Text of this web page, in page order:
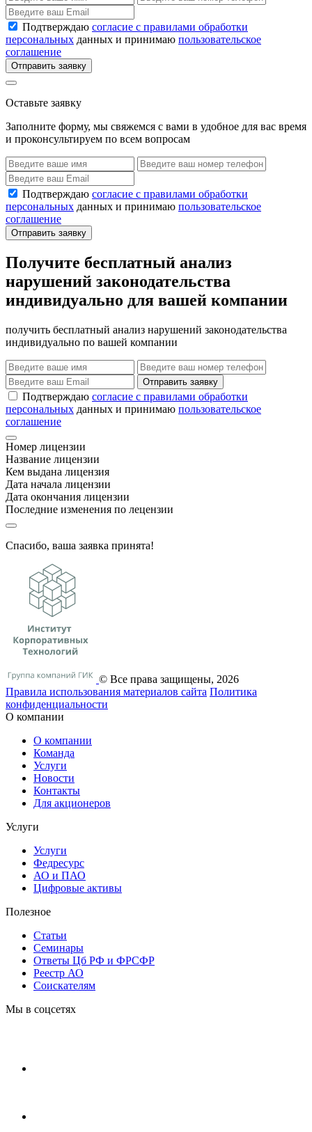
Подтверждаю согласие с правилами обработки
персональных данных и принимаю пользовательское
соглашение
Отправить заявку
Оставьте заявку
Заполните форму, мы свяжемся с вами в удобное для вас время
и проконсультируем по всем вопросам
Подтверждаю согласие с правилами обработки
персональных данных и принимаю пользовательское
соглашение
Отправить заявку
Получите бесплатный анализ
нарушений законодательства
индивидуально для вашей компании
получить бесплатный анализ нарушений законодательства
индивидуально по вашей компании
Отправить заявку
Подтверждаю согласие с правилами обработки
персональных данных и принимаю пользовательское
соглашение
Номер лицензии
Название лицензии
Кем выдана лицензия
Дата начала лицензии
Дата окончания лицензии
Последние изменения по лецензии
Спасибо, ваша заявка принята!
© Все права защищены, 2026
Правила использования материалов сайта Политика
конфиденциальности
О компании
О компании
Команда
Услуги
Новости
Контакты
Для акционеров
Услуги
Услуги
Федресурс
АО и ПАО
Цифровые активы
Полезное
Статьи
Cеминары
Ответы Цб РФ и ФРСФР
Реестр АО
Соискателям
Мы в соцсетях